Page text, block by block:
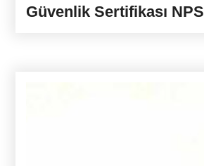
Güvenlik Sertifikası NPS